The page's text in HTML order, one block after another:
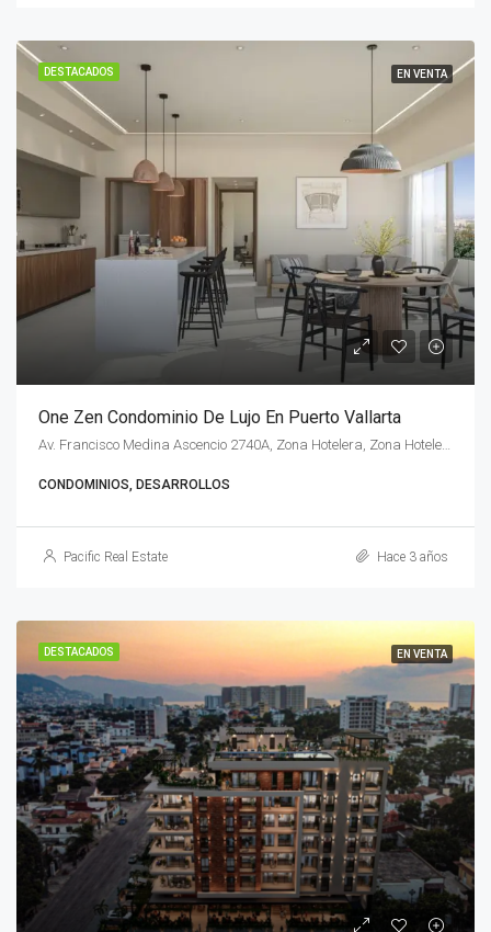
DESTACADOS EN VENTA
One Zen Condominio De Lujo En Puerto Vallarta
CONDOMINIOS, DESARROLLOS
Pacific Real Estate Hace 3 años
DESTACADOS EN VENTA